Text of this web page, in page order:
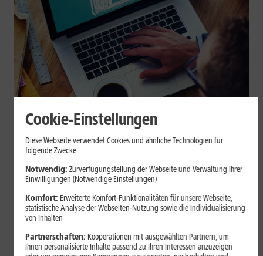
Internet zuhause
Browser-Erweiterungen sicher
nutzen: So erkennst Du
vertrauenswürdige Add-ons
Browser-Erweiterungen können praktisch sein, greifen aber je
nach Berechtigung tief in Deine Browserdaten ein. Der Beitrag
zeigt Dir, wie Du Add-ons vor der Installation prüfst und riskante
Cookie-Einstellungen
Diese Webseite verwendet Cookies und ähnliche Technologien für
folgende Zwecke:
Notwendig: Zurverfügungstellung der Webseite und Verwaltung Ihrer
Einwilligungen (Notwendige Einstellungen)
Komfort: Erweiterte Komfort-Funktionalitäten für unsere Webseite,
statistische Analyse der Webseiten-Nutzung sowie die Individualisierung
von Inhalten
Partnerschaften: Kooperationen mit ausgewählten Partnern, um
Ihnen personalisierte Inhalte passend zu Ihren Interessen anzuzeigen